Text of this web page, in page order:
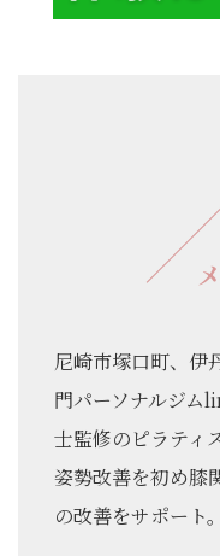
尼崎市塚口町、伊
門パーソナルジム
士監修のピラティ
姿勢改善を初め膝
の改善をサポート。